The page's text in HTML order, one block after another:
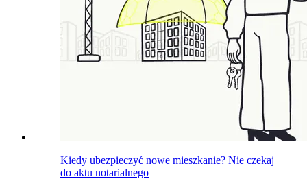
Kiedy ubezpieczyć nowe mieszkanie? Nie czekaj
do aktu notarialnego